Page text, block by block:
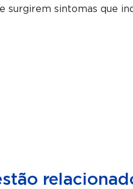
surgirem sintomas que